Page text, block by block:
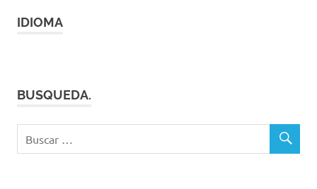
IDIOMA
BUSQUEDA.